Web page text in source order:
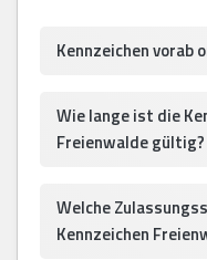
Kennzeichen vorab
Wie lange ist die
Freienwalde gültig?
Welche
Kennzeichen